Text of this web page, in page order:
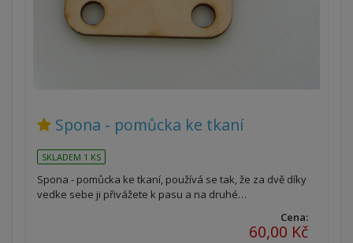
Spona - pomůcka ke tkaní
SKLADEM 1 KS
Spona - pomůcka ke tkaní, používá se tak, že za dvě díky
vedke sebe ji přivážete k pasu a na druhé…
Cena:
60,00 Kč